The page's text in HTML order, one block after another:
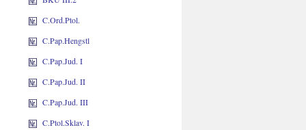
C.Ord.Ptol.
C.Pap.Hengstl
C.Pap.Jud. I
C.Pap.Jud. II
C.Pap.Jud. III
C.Ptol.Sklav. I